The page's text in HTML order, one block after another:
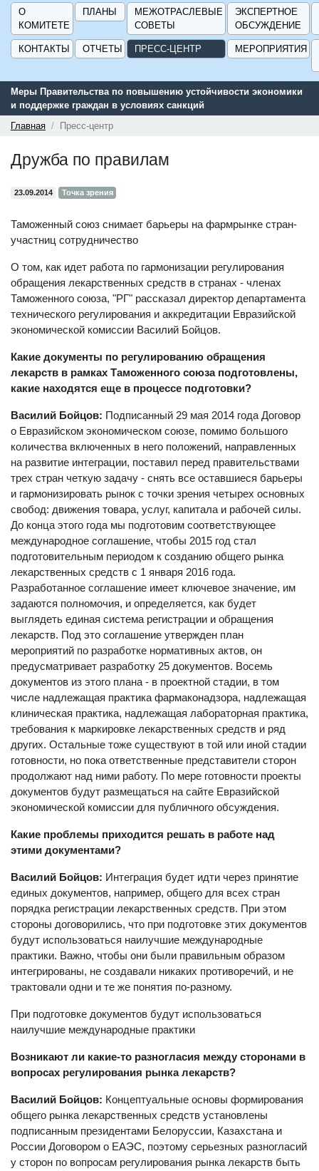
О
КОМИТЕТЕ
ПЛАНЫ
МЕЖОТРАСЛЕВЫЕ
СОВЕТЫ
ЭКСПЕРТНОЕ
ОБСУЖДЕНИЕ
КОНТАКТЫ ОТЧЕТЫ ПРЕСС-ЦЕНТР МЕРОПРИЯТИЯ
экономики
Сервис поиска и подбора субсидий и мер
поддержки для предприятий - «Навигатор
ГИСП».
Главная Пресс-центр
Дружба по правилам
23.09.2014 Точка зрения
Таможенный союз снимает барьеры на фармрынке стран-
участниц сотрудничество
О том, как идет работа по гармонизации регулирования
обращения лекарственных средств в странах - членах
Таможенного союза, "РГ" рассказал директор департамента
технического регулирования и аккредитации Евразийской
экономической комиссии Василий Бойцов.
Какие документы по регулированию обращения
лекарств в рамках Таможенного союза подготовлены,
какие находятся еще в процессе подготовки?
Василий Бойцов: Подписанный 29 мая 2014 года Договор
о Евразийском экономическом союзе, помимо большого
количества включенных в него положений, направленных
на развитие интеграции, поставил перед правительствами
трех стран четкую задачу - снять все оставшиеся барьеры
и гармонизировать рынок с точки зрения четырех основных
свобод: движения товара, услуг, капитала и рабочей силы.
До конца этого года мы подготовим соответствующее
международное соглашение, чтобы 2015 год стал
подготовительным периодом к созданию общего рынка
лекарственных средств с 1 января 2016 года.
Разработанное соглашение имеет ключевое значение, им
задаются полномочия, и определяется, как будет
выглядеть единая система регистрации и обращения
лекарств. Под это соглашение утвержден план
мероприятий по разработке нормативных актов, он
предусматривает разработку 25 документов. Восемь
документов из этого плана - в проектной стадии, в том
числе надлежащая практика фармаконадзора, надлежащая
клиническая практика, надлежащая лабораторная практика,
требования к маркировке лекарственных средств и ряд
других. Остальные тоже существуют в той или иной стадии
готовности, но пока ответственные представители сторон
продолжают над ними работу. По мере готовности проекты
документов будут размещаться на сайте Евразийской
экономической комиссии для публичного обсуждения.
Какие проблемы приходится решать в работе над
этими документами?
Василий Бойцов: Интеграция будет идти через принятие
единых документов, например, общего для всех стран
порядка регистрации лекарственных средств. При этом
стороны договорились, что при подготовке этих документов
будут использоваться наилучшие международные
практики. Важно, чтобы они были правильным образом
интегрированы, не создавали никаких противоречий, и не
трактовали одни и те же понятия по-разному.
При подготовке документов будут использоваться
наилучшие международные практики
Возникают ли какие-то разногласия между сторонами в
вопросах регулирования рынка лекарств?
Василий Бойцов: Концептуальные основы формирования
общего рынка лекарственных средств установлены
подписанным президентами Белоруссии, Казахстана и
России Договором о ЕАЭС, поэтому серьезных разногласий
у сторон по вопросам регулирования рынка лекарств быть